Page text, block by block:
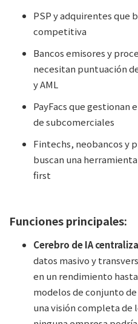
PSP y adquirentes que
competitiva
Bancos emisores y
necesitan puntuación
y AML
PayFacs que gestionan
de subcomerciales
Fintechs, neobancos y
buscan una
first
Funciones principales:
Cerebro de IA
datos masivo y
en un rendimiento
modelos de conjunto
una visión completa de